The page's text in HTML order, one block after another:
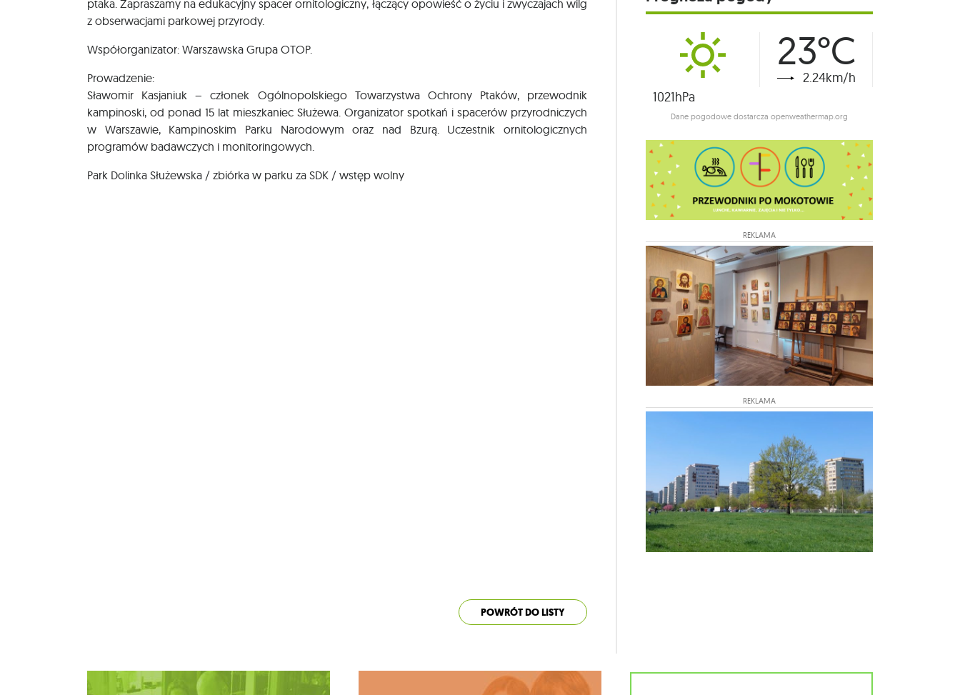
ptaka. Zapraszamy na edukacyjny spacer ornitologiczny, łączący opowieść o życiu i zwyczajach wilg
z obserwacjami parkowej przyrody.
Współorganizator: Warszawska Grupa OTOP.
Prowadzenie:
Sławomir Kasjaniuk – członek Ogólnopolskiego Towarzystwa Ochrony Ptaków, przewodnik
kampinoski, od ponad 15 lat mieszkaniec Służewa. Organizator spotkań i spacerów przyrodniczych
w Warszawie, Kampinoskim Parku Narodowym oraz nad Bzurą. Uczestnik ornitologicznych
programów badawczych i monitoringowych.
Park Dolinka Służewska / zbiórka w parku za SDK / wstęp wolny
POWRÓT DO LISTY
23°C
2.24km/h
1021hPa
Dane pogodowe dostarcza openweathermap.org
REKLAMA
REKLAMA
Zobacz więcej